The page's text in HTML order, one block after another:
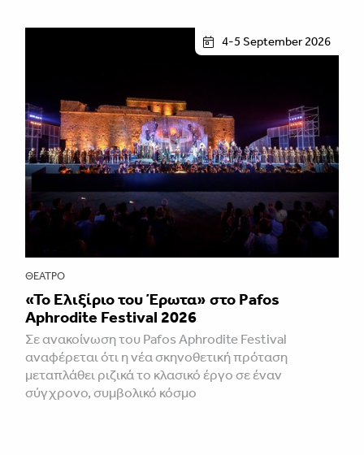
4-5 September 2026
ΘΈΑΤΡΟ
«Το Ελιξίριο του Έρωτα» στο Pafos
Aphrodite Festival 2026
Σε ανακοίνωση του Pafos Aphrodite Festival
αναφέρεται ότι η νέα σκηνοθετική πρόταση
μεταπλάθει ριζικά το κλασικό έργο σε έναν
σύγχρονο, συμβολικό κόσμο